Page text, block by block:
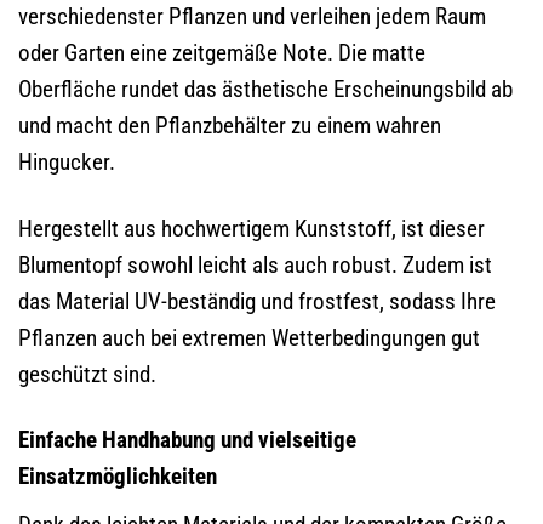
verschiedenster Pflanzen und verleihen jedem Raum
oder Garten eine zeitgemäße Note. Die matte
Oberfläche rundet das ästhetische Erscheinungsbild ab
und macht den Pflanzbehälter zu einem wahren
Hingucker.
Hergestellt aus hochwertigem Kunststoff, ist dieser
Blumentopf sowohl leicht als auch robust. Zudem ist
das Material UV-beständig und frostfest, sodass Ihre
Pflanzen auch bei extremen Wetterbedingungen gut
geschützt sind.
Einfache Handhabung und vielseitige
Einsatzmöglichkeiten